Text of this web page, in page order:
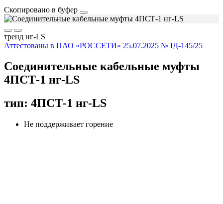
Скопировано в буфер
тренд нг-LS
Аттестованы в ПАО «РОССЕТИ» 25.07.2025 № IД-145/25
Соединительные кабельные муфты
4ПСТ-1 нг-LS
тип: 4ПСТ-1 нг-LS
Не поддерживает горение